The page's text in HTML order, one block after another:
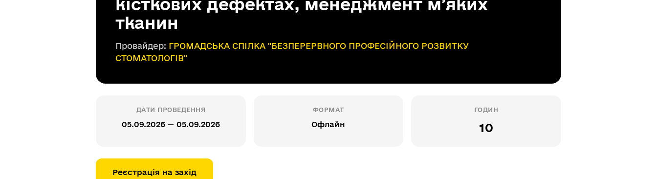
кісткових дефектах, менеджмент мʼяких
тканин
Провайдер: ГРОМАДСЬКА СПІЛКА "БЕЗПЕРЕРВНОГО ПРОФЕСІЙНОГО РОЗВИТКУ
СТОМАТОЛОГІВ"
ДАТИ ПРОВЕДЕННЯ
05.09.2026 — 05.09.2026
ФОРМАТ
Офлайн
ГОДИН
10
Реєстрація на захід